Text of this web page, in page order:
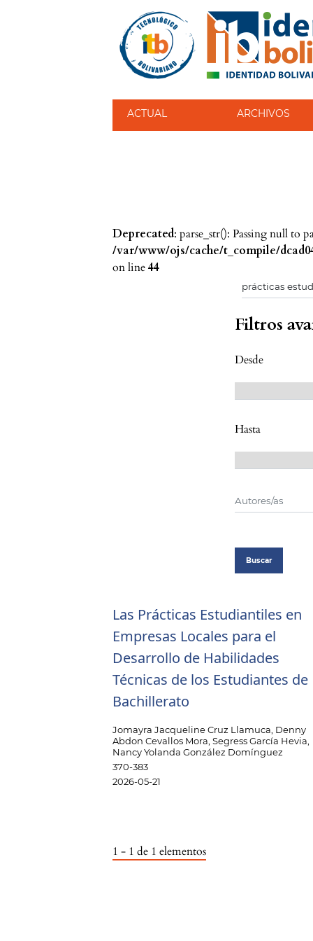
ACTUAL ARCHIVOS
Deprecated: parse_str(): Passing null to
/var/www/ojs/cache/t_compile/
on line44
Filtros
Desde
Hasta
Buscar
Las Prácticas Estudiantiles en
Empresas Locales para el
Desarrollo de Habilidades
Técnicas de los Estudiantes de
Bachillerato
Jomayra Jacqueline Cruz Llamuca, Denny
Abdon Cevallos Mora, Segress García Hevia,
Nancy Yolanda González Domínguez
370-383
2026-05-21
1 - 1 de 1 elementos